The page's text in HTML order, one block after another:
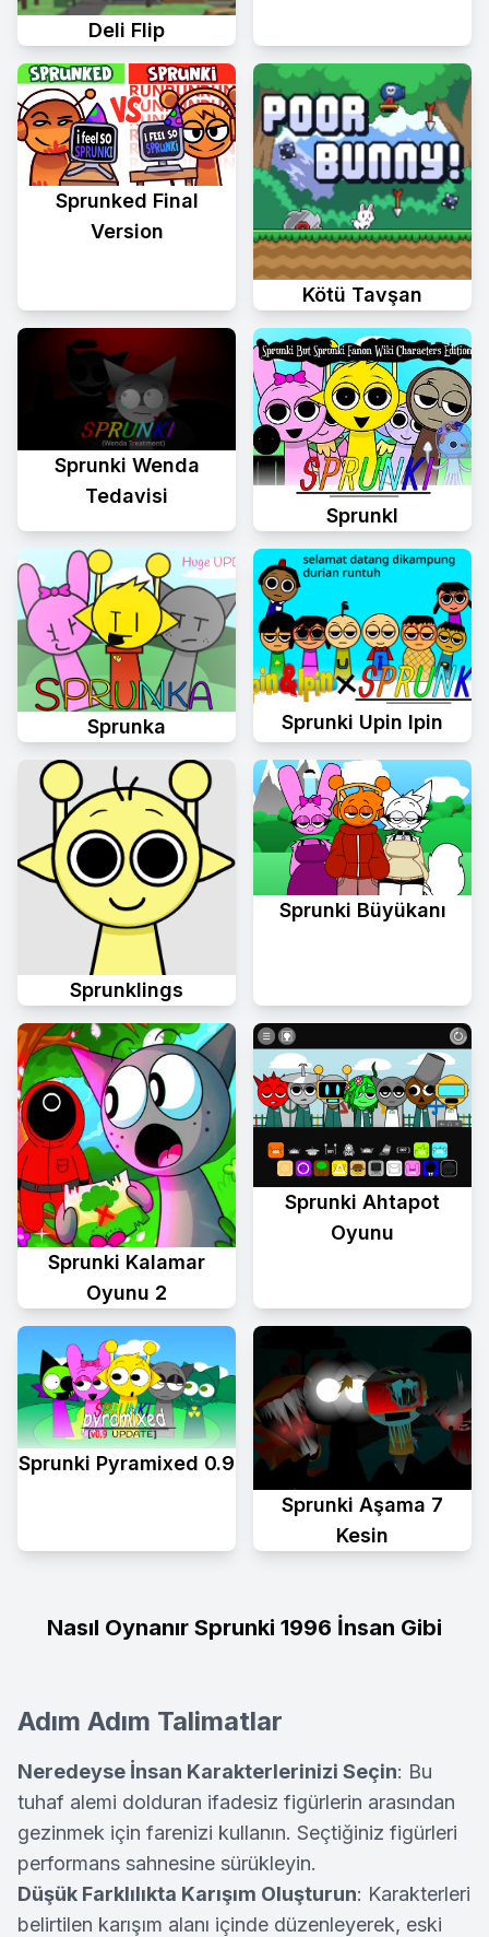
Deli Flip
Sprunked Final
Version
Kötü Tavşan
Sprunki Wenda
Tedavisi
Sprunkl
Sprunka Sprunki Upin Ipin
Sprunklings
Sprunki Büyükanı
Sprunki Kalamar
Oyunu 2
Sprunki Ahtapot
Oyunu
Sprunki Pyramixed 0.9
Sprunki Aşama 7
Kesin
Nasıl Oynanır Sprunki 1996 İnsan Gibi
Adım Adım Talimatlar
Neredeyse İnsan Karakterlerinizi Seçin: Bu
tuhaf alemi dolduran ifadesiz figürlerin arasından
gezinmek için farenizi kullanın. Seçtiğiniz figürleri
performans sahnesine sürükleyin.
Düşük Farklılıkta Karışım Oluşturun: Karakterleri
belirtilen karışım alanı içinde düzenleyerek, eski